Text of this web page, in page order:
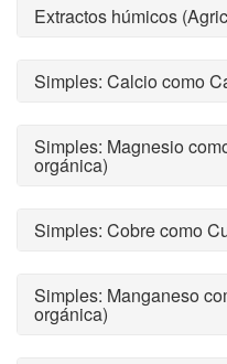
Extractos húmicos
Simples: Calcio como
Simples: Magnesio
orgánica)
Simples: Cobre como
Simples: Manganeso
orgánica)